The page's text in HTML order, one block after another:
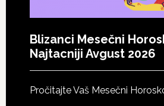
Blizanci Mesečni
Najtacniji Avgust 2026
Pročitajte Vaš Mesečni